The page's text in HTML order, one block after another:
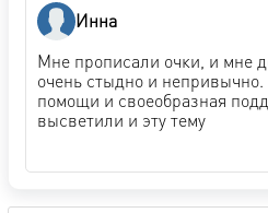
Инна
Мне прописали очки, и мне
очень стыдно и непривычно.
помощи и своеобразная
высветили и эту тему